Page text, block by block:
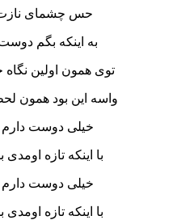
حس چشمای نازت
به اینکه بگم
توی همون اولین
واسه این بود همون
خیلی دوست
با اینکه تازه
خیلی دوست
با اینکه تازه